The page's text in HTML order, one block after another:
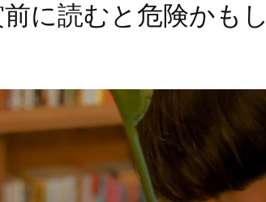
前に読むと危険かも